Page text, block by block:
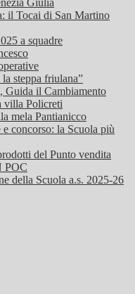
Giulia
il Tocai di San Martino
a squadre
steppa friulana”
Guida il Cambiamento
villa Policreti
mela Pantianicco
concorso: la Scuola più
del Punto vendita
POC
della Scuola a.s. 2025-26